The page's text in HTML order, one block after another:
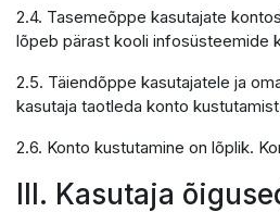
2.4. Tasemeõppe kasutajate
lõpeb pärast kooli infosüsteemide
2.5. Täiendõppe kasutajatele ja
kasutaja taotleda konto
2.6. Konto kustutamine on lõplik.
III. Kasutaja